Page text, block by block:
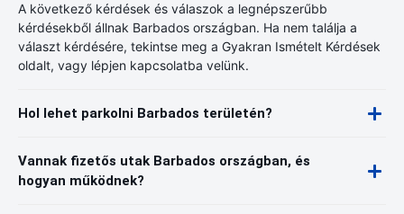
A következő kérdések és válaszok a legnépszerűbb
kérdésekből állnak Barbados országban. Ha nem találja a
választ kérdésére, tekintse meg a Gyakran Ismételt Kérdések
oldalt, vagy lépjen kapcsolatba velünk.
Hol lehet parkolni Barbados területén?
Vannak fizetős utak Barbados országban, és
hogyan működnek?